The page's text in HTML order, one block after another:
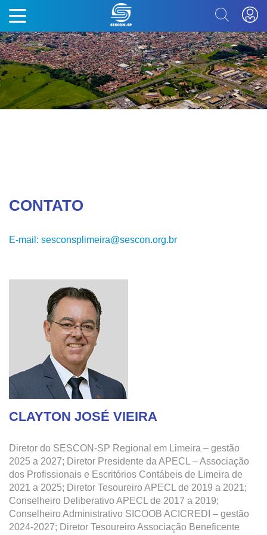
CONTATO
E-mail: sesconsplimeira@sescon.org.br
CLAYTON JOSÉ VIEIRA
Diretor do SESCON-SP Regional em Limeira – gestão
2025 a 2027; Diretor Presidente da APECL – Associação
dos Profissionais e Escritórios Contábeis de Limeira de
2021 a 2025; Diretor Tesoureiro APECL de 2019 a 2021;
Conselheiro Deliberativo APECL de 2017 a 2019;
Conselheiro Administrativo SICOOB ACICREDI – gestão
2024-2027; Diretor Tesoureiro Associação Beneficente